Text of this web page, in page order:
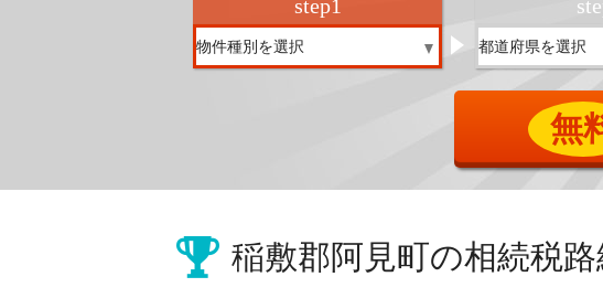
step1
無
稲敷郡阿見町の相続税